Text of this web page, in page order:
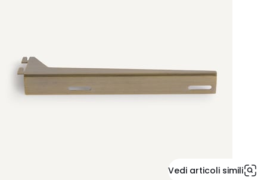
Vedi articoli simili